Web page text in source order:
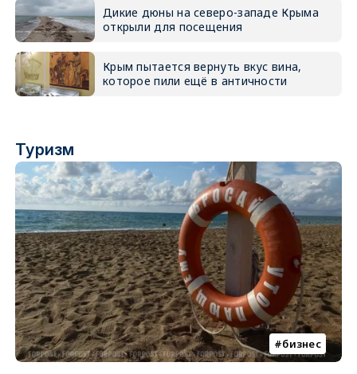
Дикие дюны на северо-западе Крыма
открыли для посещения
Крым пытается вернуть вкус вина,
которое пили ещё в античности
Туризм
бизнес